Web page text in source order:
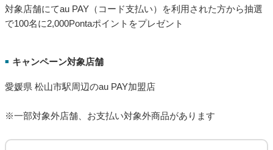
対象店舗にてau PAY（コード支払い）を利用された方から抽選
で100名に2,000Pontaポイントをプレゼント
■ キャンペーン対象店舗
愛媛県 松山市駅周辺のau PAY加盟店
※一部対象外店舗、お支払い対象外商品があります